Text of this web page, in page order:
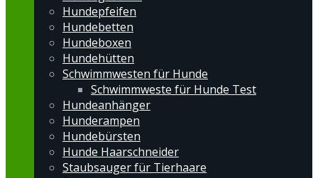
Hundepfeifen
Hundebetten
Hundeboxen
Hundehütten
Schwimmwesten für Hunde
Schwimmweste für Hunde Test
Hundeanhänger
Hunderampen
Hundebürsten
Hunde Haarschneider
Staubsauger für Tierhaare